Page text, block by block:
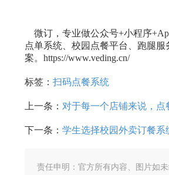
微订，专业做公众号+小程序
点单系统、校园点餐平台、跑腿
案。https://www.veding.cn/
标签： 扫码点餐系统
上一条： 对于每一个店铺来说，
下一条： 学生选择校园外卖订餐
责任申明：官方所有内容、图片如